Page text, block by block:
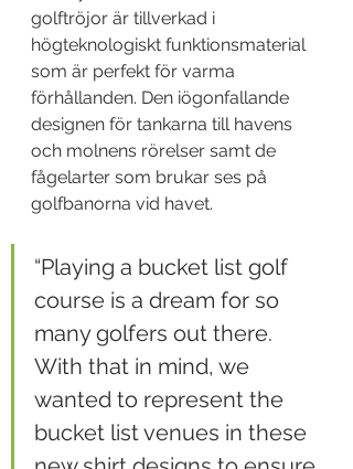
golftröjor är tillverkad i
högteknologiskt funktionsmaterial
som är perfekt för varma
förhållanden. Den iögonfallande
designen för tankarna till havens
och molnens rörelser samt de
fågelarter som brukar ses på
golfbanorna vid havet.
“Playing a bucket list golf
course is a dream for so
many golfers out there.
With that in mind, we
wanted to represent the
bucket list venues in these